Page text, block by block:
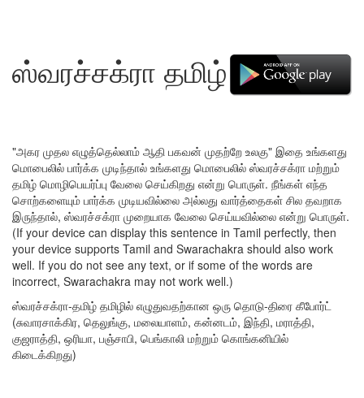
ஸ்வரச்சக்ரா தமிழ்
"அகர முதல எழுத்தெல்லாம் ஆதி பகவன் முதற்றே உலகு" இதை உங்களது
மொபைலில் பார்க்க முடிந்தால் உங்களது மொபைலில் ஸ்வரச்சக்ரா மற்றும்
தமிழ் மொழிபெயர்ப்பு வேலை செய்கிறது என்று பொருள். நீங்கள் எந்த
சொற்களையும் பார்க்க முடியவில்லை அல்லது வார்த்தைகள் சில தவறாக
இருந்தால், ஸ்வரச்சக்ரா முறையாக வேலை செய்யவில்லை என்று பொருள்.
(If your device can display this sentence in Tamil perfectly, then
your device supports Tamil and Swarachakra should also work
well. If you do not see any text, or if some of the words are
incorrect, Swarachakra may not work well.)
ஸ்வரச்சக்ரா-தமிழ் தமிழில் எழுதுவதற்கான ஒரு தொடு-திரை கீபோர்ட்
(சுவாரசாக்கிர, தெலுங்கு, மலையாளம், கன்னடம், இந்தி, மராத்தி,
குஜராத்தி, ஒரியா, பஞ்சாபி, பெங்காலி மற்றும் கொங்கனியில்
கிடைக்கிறது)